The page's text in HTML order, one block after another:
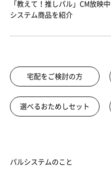
「教えて！推しパル」CM放
システム商品を紹介
宅配をご検討の方
選べるおためしセット
パルシステムのこと